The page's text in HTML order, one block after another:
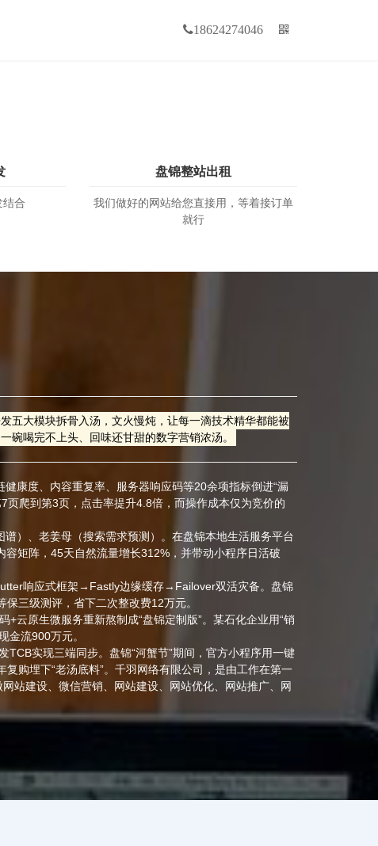
18624274046
结合
盘锦整站出租
我们做好的网站给您直接用，等着接订单
就行
五大模块拆骨入汤，文火慢炖，让每一滴技术精华都能被
碗喝完不上头、回味还甘甜的数字营销浓汤。
健康度、内容重复率、服务器响应码等20余项指标倒进“漏
页爬到第3页，点击率提升4.8倍，而操作成本仅为竞价的
谱）、老姜母（搜索需求预测）。在盘锦本地生活服务平台
矩阵，45天自然流量增长312%，并带动小程序日活破
响应式框架→Fastly边缘缓存→Failover双活灾备。盘锦
三级测评，省下二次整改费12万元。
云原生微服务重新熬制成“盘锦定制版”。某石化企业用“销
金流900万元。
TCB实现三端同步。盘锦“河蟹节”期间，官方小程序用一键
购埋下“老汤底料”。千羽网络有限公司，是由工作在第一
站建设、微信营销、网站建设、网站优化、网站推广、网